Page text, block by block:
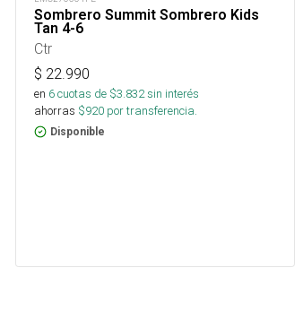
Sombrero Summit Sombrero Kids
Tan 4-6
Ctr
$ 22.990
en 6cuotas de $3.832sin interés
ahorras $920 por transferencia.
Disponible